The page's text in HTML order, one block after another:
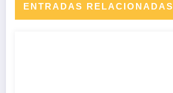
ENTRADAS RELACIONADAS